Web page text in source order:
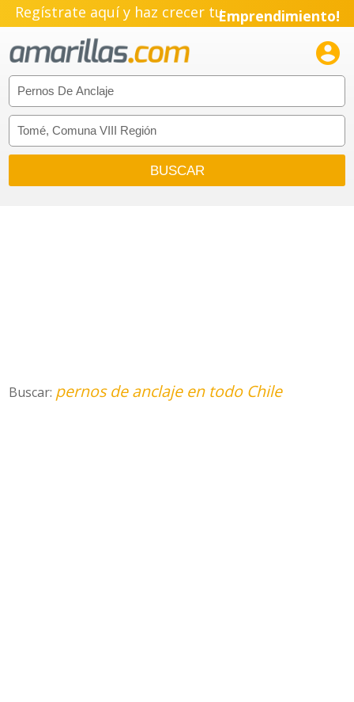
Regístrate aquí y haz crecer tuEmprendimiento!

Buscar: pernos de anclaje en todo Chile